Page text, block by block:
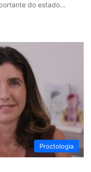
do estado…
Proctologia